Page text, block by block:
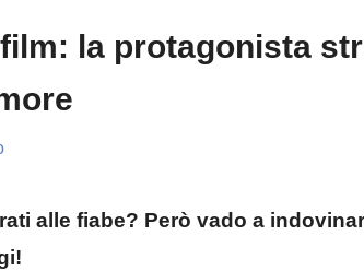
la protagonista
alle fiabe? Però vado a